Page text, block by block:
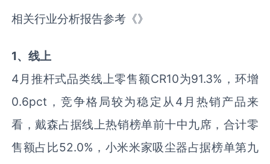
相关行业分析报告参考《》
1、线上
4月推杆式品类线上零售额CR10为91.3%，环增
0.6pct，竞争格局较为稳定从4月热销产品来
看，戴森占据线上热销榜单前十中九席，合计零
售额占比52.0%，小米米家吸尘器占据榜单第九